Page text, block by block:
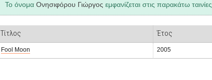
Το όνομα Ονησιφόρου Γιώργος εμφανίζεται στις παρακάτω ταινίες
Τίτλος Έτος
Fool Moon 2005